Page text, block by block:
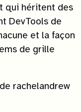
qui héritent des
DevTools de
et la façon
de grille
rachelandrew